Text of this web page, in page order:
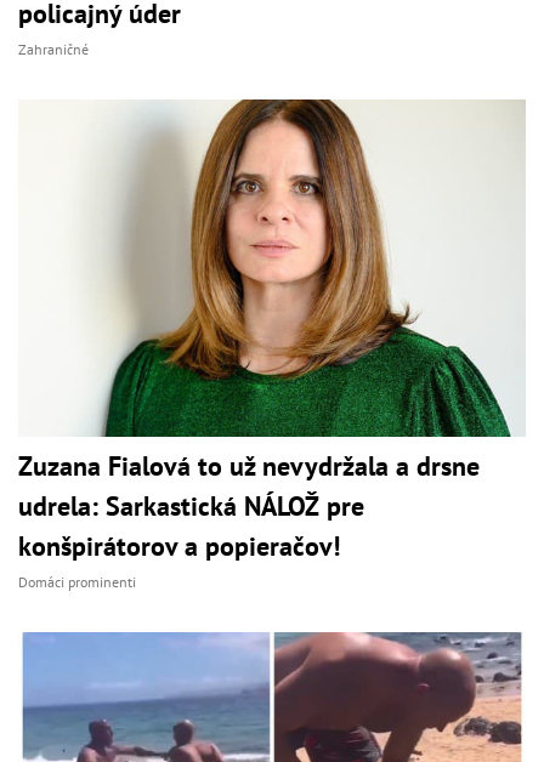
policajný úder
Zahraničné
Zuzana Fialová to už nevydržala a drsne
udrela: Sarkastická NÁLOŽ pre
konšpirátorov a popieračov!
Domáci prominenti